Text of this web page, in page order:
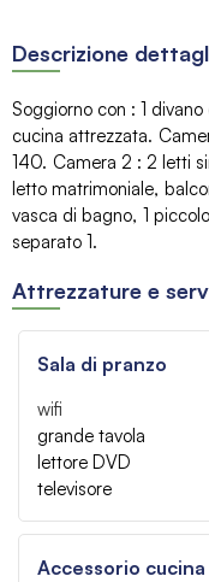
Descrizione
Soggiorno con : 1
cucina attrezzata
140 Camera 2 : 2 letti
letto matrimoniale
vasca di bagno 1
separato 1
Attrezzature e
Sala di pranzo
wifi
grande tavola
lettore DVD
televisore
Accessorio cucina